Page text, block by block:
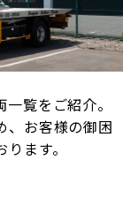
覧をご紹介。
、お客様の御困
ます。